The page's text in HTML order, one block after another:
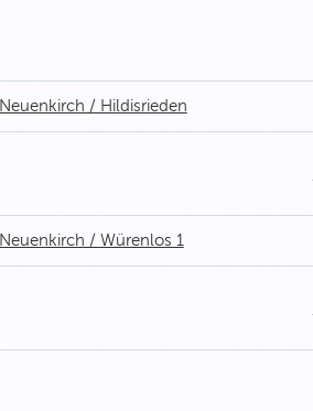
Neuenkirch / Hildisrieden
Neuenkirch / Würenlos 1